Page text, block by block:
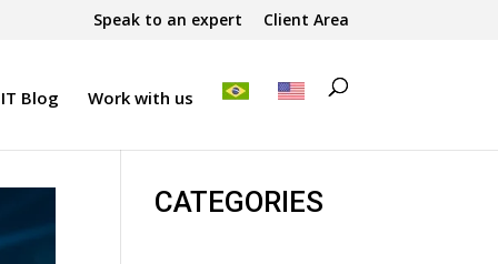
Speak to an expert Client Area
IT Blog Work with us
CATEGORIES